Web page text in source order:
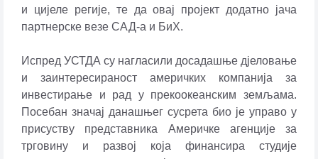
и цијеле регије, те да овај пројект додатно јача
партнерске везе САД-а и БиХ.
Испред УСТДА су нагласили досадашње д‌јеловање
и заинтересираност америчких компанија за
инвестирање и рад у прекоокеанским земљама.
Посебан значај данашњег сусрета био је управо у
присуству представника Америчке агенције за
трговину и развој која финансира студије